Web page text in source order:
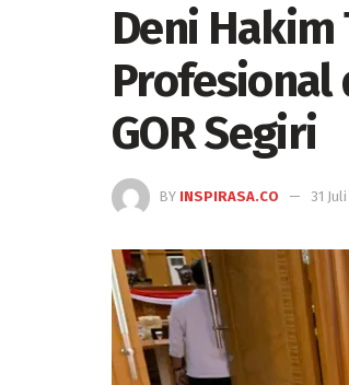
Deni Hakim
Profesional
GOR Segiri
BY INSPIRASA.CO 31